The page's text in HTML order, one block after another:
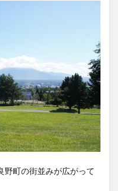
野町の街並みが広がって